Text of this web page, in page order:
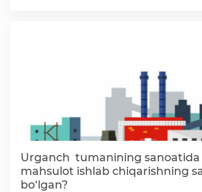
Urganch tumanining sanoatida
mahsulot ishlab chiqarishning
bo‘lgan?